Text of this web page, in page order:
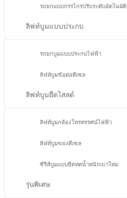
รถยกแบบกรรไกรปรับระดับอัตโนมัติ
ลิฟท์บูมแบบประกบ
รถยกบูมแบบประกบไฟฟ้า
ลิฟท์บูมข้อต่อดีเซล
ลิฟท์บูมยืดไสลด์
ลิฟท์บูมกล้องโทรทรรศน์ไฟฟ้า
ลิฟท์บูมของดีเซล
ซีรีส์บูมแบบยืดหดน้ำหนักเบาใหม่
รุ่นพิเศษ